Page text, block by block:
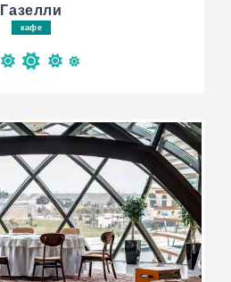
Газелли
кафе